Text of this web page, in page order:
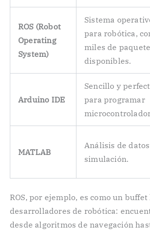
ROS (Robot
Operating
System)
Sistema
para robótica,
miles de
disponibles.
Arduino IDE
Sencillo y
para programar
MATLAB
Análisis de
simulación.
ROS, por ejemplo, es como un
desarrolladores de robótica:
desde algoritmos de navegación